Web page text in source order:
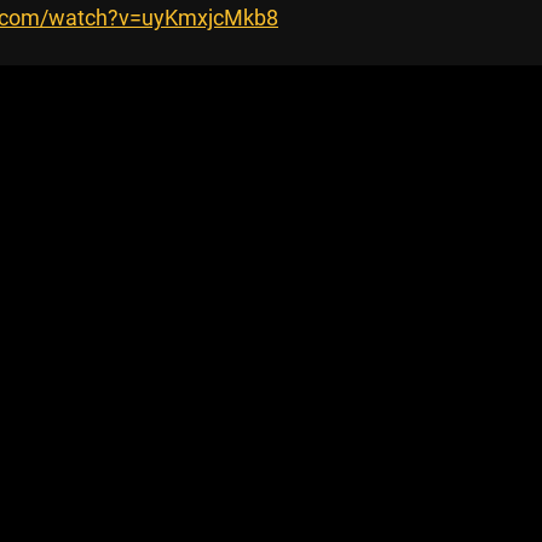
watch?v=uyKmxjcMkb8